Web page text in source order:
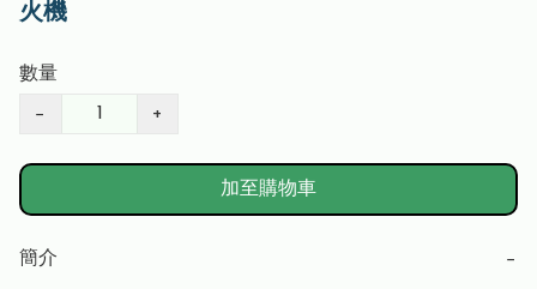
火機
數量
− +
加至購物車
簡介 −